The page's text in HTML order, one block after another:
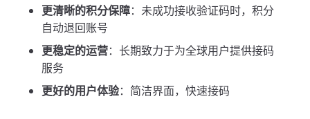
更清晰的积分保障：未成功接收验证码时，积分
自动退回账号
更稳定的运营：长期致力于为全球用户提供接码
服务
更好的用户体验：简洁界面，快速接码